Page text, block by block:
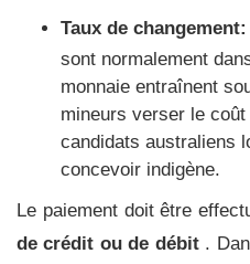
Taux de changement:
sont normalement
monnaie entraînent
mineurs verser le
candidats australiens
concevoir indigène.
Le paiement doit être
de crédit ou de débit .